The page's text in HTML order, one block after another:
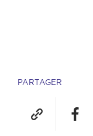
PARTAGER